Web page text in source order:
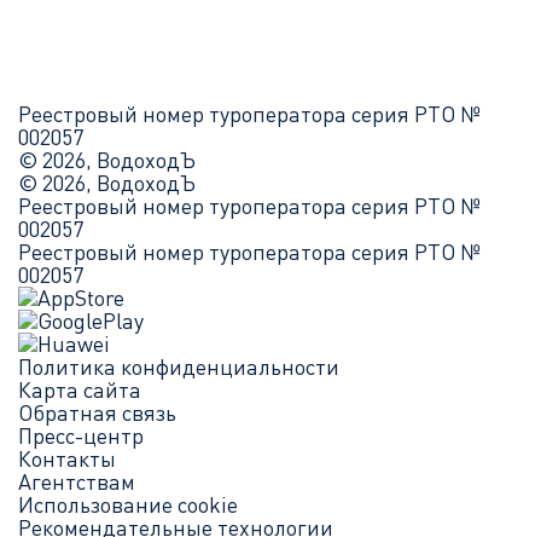
Реестровый номер туроператора серия РТО №
002057
© 2026, ВодоходЪ
© 2026, ВодоходЪ
Реестровый номер туроператора серия РТО №
002057
Реестровый номер туроператора серия РТО №
002057
Политика конфиденциальности
Карта сайта
Обратная связь
Пресс-центр
Контакты
Агентствам
Использование cookie
Рекомендательные технологии